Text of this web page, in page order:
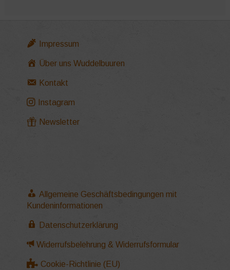
Impressum
Über uns Wuddelbuuren
Kontakt
Instagram
Newsletter
Allgemeine Geschäftsbedingungen mit
Kundeninformationen
Datenschutzerklärung
Widerrufsbelehrung & Widerrufsformular
Cookie-Richtlinie (EU)